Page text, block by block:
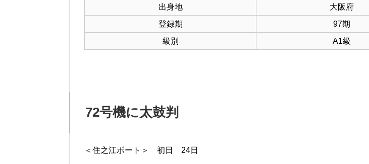
出身地
大阪府
登録期
97期
級別
A1級
72号機に太鼓判
＜住之江ボート＞ 初日 24日